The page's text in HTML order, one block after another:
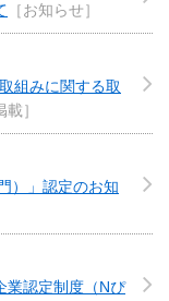
［お知らせ］
組みに関する取
載］
）」認定のお知
業認定制度（Nぴ